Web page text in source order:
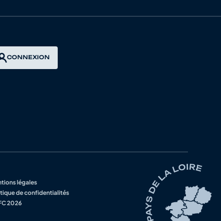
CONNEXION
légales
de confidentialités
2026